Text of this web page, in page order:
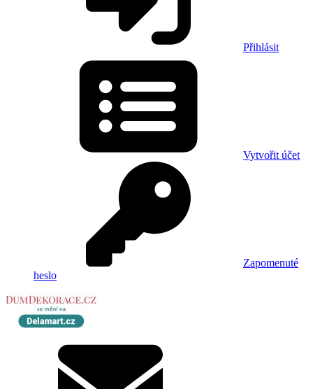
Přihlásit
Vytvořit účet
Zapomenuté
heslo